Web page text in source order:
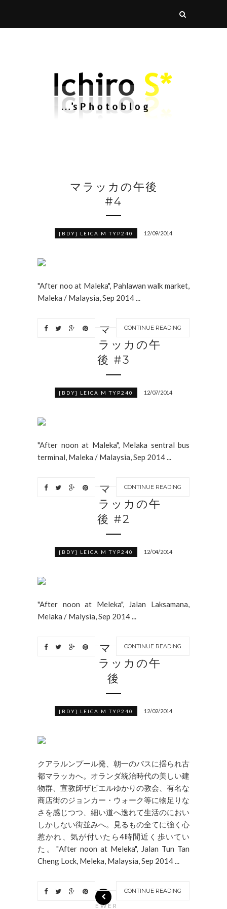
マラッカの午後
#4
[BDY] LEICA M TYP240 12/09/2014
"After noo at Maleka", Pahlawan walk market,
Maleka / Malaysia, Sep 2014 ...
CONTINUE READING
マ
ラッカの午
後 #3
[BDY] LEICA M TYP240 12/07/2014
"After noon at Maleka", Melaka sentral bus
terminal, Maleka / Malaysia, Sep 2014 ...
CONTINUE READING
マ
ラッカの午
後 #2
[BDY] LEICA M TYP240 12/04/2014
"After noon at Meleka", Jalan Laksamana,
Melaka / Malysia, Sep 2014 ...
CONTINUE READING
マ
ラッカの午
後
[BDY] LEICA M TYP240 12/02/2014
クアラルンプール発、朝一のバスに揺られ古
都マラッカへ。オランダ統治時代の美しい建
物群、宣教師ザビエルゆかりの教会、有名な
商店街のジョンカー・ウォーク等に物足りな
さを感じつつ、細い道へ逸れて生活のにおい
しかしない街並みへ。見るもの全てに強く心
惹かれ、気が付いたら4時間近く歩いてい
た。"After noon at Meleka", Jalan Tun Tan
Cheng Lock, Meleka, Malaysia, Sep 2014 ...
CONTINUE READING
EWER